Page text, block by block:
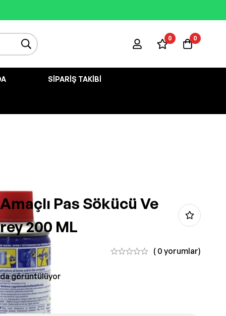
0 0
SIPARIŞ TAKIBI
Pas Sökücü Ve
200 ML
( 0 yorumlar)
görüntülüyor